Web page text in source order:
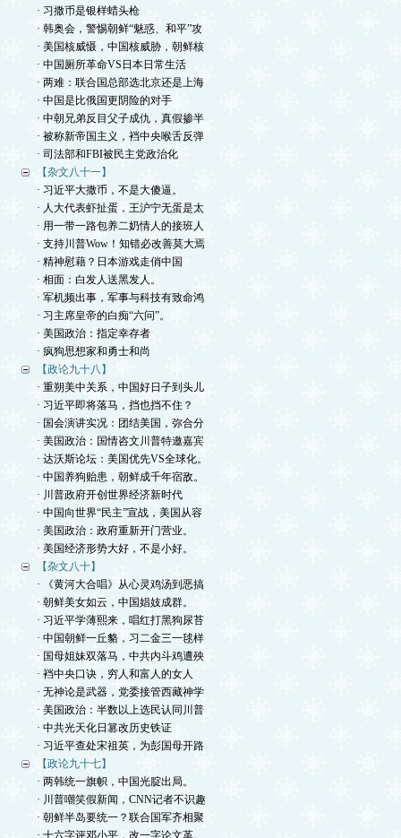
· 习撒币是银样蜡头枪
· 韩奥会，警惕朝鲜“魅惑、和平”攻
· 美国核威慑，中国核威胁，朝鲜核
· 中国厕所革命VS日本日常生活
· 两难：联合国总部选北京还是上海
· 中国是比俄国更阴险的对手
· 中朝兄弟反目父子成仇，真假掺半
· 被称新帝国主义，裆中央喉舌反弹
· 司法部和FBI被民主党政治化
【杂文八十一】
· 习近平大撒币，不是大傻逼。
· 人大代表虾扯蛋，王沪宁无蛋是太
· 用一带一路包养二奶情人的接班人
· 支持川普Wow！知错必改善莫大焉
· 精神慰藉？日本游戏走俏中国
· 相面：白发人送黑发人。
· 军机频出事，军事与科技有致命鸿
· 习主席皇帝的白痴“六问”。
· 美国政治：指定幸存者
· 疯狗思想家和勇士和尚
【政论九十八】
· 重朔美中关系，中国好日子到头儿
· 习近平即将落马，挡也挡不住？
· 国会演讲实况：团结美国，弥合分
· 美国政治：国情咨文川普特邀嘉宾
· 达沃斯论坛：美国优先VS全球化。
· 中国养狗贻患，朝鲜成千年宿敌。
· 川普政府开创世界经济新时代
· 中国向世界“民主”宣战，美国从容
· 美国政治：政府重新开门营业。
· 美国经济形势大好，不是小好。
【杂文八十】
· 《黄河大合唱》从心灵鸡汤到恶搞
· 朝鲜美女如云，中国娼妓成群。
· 习近平学薄熙来，唱红打黑狗尿苔
· 中国朝鲜一丘貉，习二金三一毬样
· 国母姐妹双落马，中共内斗鸡遭殃
· 裆中央口诀，穷人和富人的女人
· 无神论是武器，党委接管西藏神学
· 美国政治：半数以上选民认同川普
· 中共光天化日篡改历史铁证
· 习近平查处宋祖英，为彭国母开路
【政论九十七】
· 两韩统一旗帜，中国光腚出局。
· 川普嘲笑假新闻，CNN记者不识趣
· 朝鲜半岛要统一？联合国军齐相聚
· 十六字评邓小平，改一字论文革。